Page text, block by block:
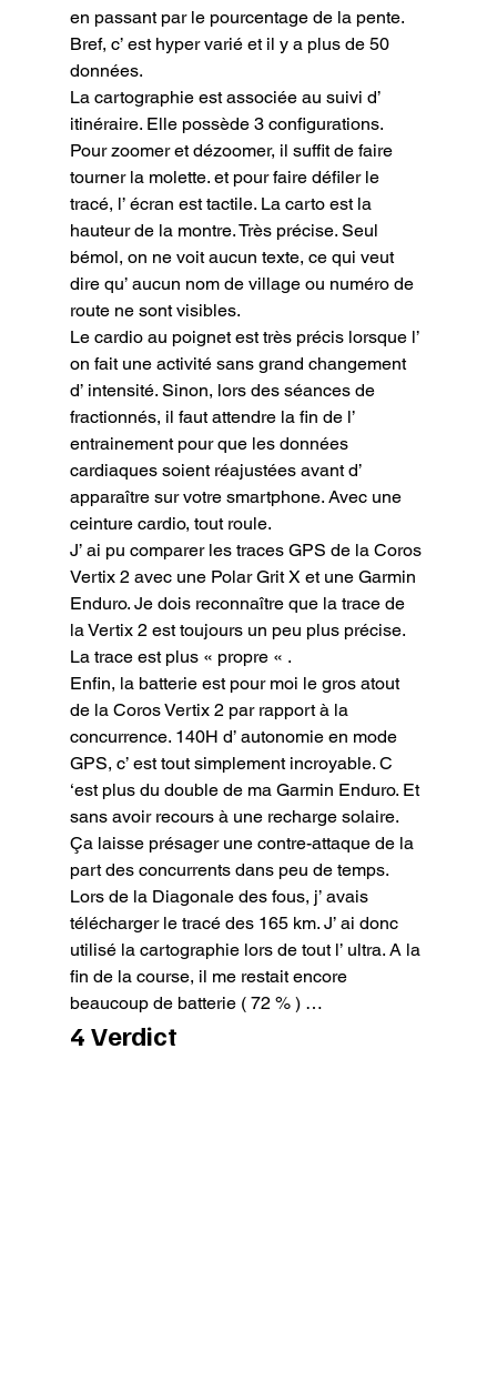
en passant par le pourcentage de la pente.
Bref, c’ est hyper varié et il y a plus de 50
données.
La cartographie est associée au suivi d’
itinéraire. Elle possède 3 configurations.
Pour zoomer et dézoomer, il suffit de faire
tourner la molette. et pour faire défiler le
tracé, l’ écran est tactile. La carto est la
hauteur de la montre. Très précise. Seul
bémol, on ne voit aucun texte, ce qui veut
dire qu’ aucun nom de village ou numéro de
route ne sont visibles.
Le cardio au poignet est très précis lorsque l’
on fait une activité sans grand changement
d’ intensité. Sinon, lors des séances de
fractionnés, il faut attendre la fin de l’
entrainement pour que les données
cardiaques soient réajustées avant d’
apparaître sur votre smartphone. Avec une
ceinture cardio, tout roule.
J’ ai pu comparer les traces GPS de la Coros
Vertix 2 avec une Polar Grit X et une Garmin
Enduro. Je dois reconnaître que la trace de
la Vertix 2 est toujours un peu plus précise.
La trace est plus « propre « .
Enfin, la batterie est pour moi le gros atout
de la Coros Vertix 2 par rapport à la
concurrence. 140H d’ autonomie en mode
GPS, c’ est tout simplement incroyable. C
‘est plus du double de ma Garmin Enduro. Et
sans avoir recours à une recharge solaire.
Ça laisse présager une contre-attaque de la
part des concurrents dans peu de temps.
Lors de la Diagonale des fous, j’ avais
télécharger le tracé des 165 km. J’ ai donc
utilisé la cartographie lors de tout l’ ultra. A la
fin de la course, il me restait encore
beaucoup de batterie ( 72 % ) …
4 Verdict